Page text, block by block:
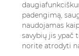
padengimą,
naudojamas
savybių jis ypač
norite atrodyti